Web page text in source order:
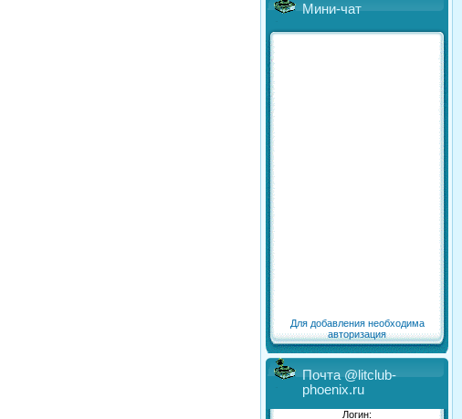
Мини-чат
Для добавления необходима
авторизация
Почта @litclub-
phoenix.ru
Логин: